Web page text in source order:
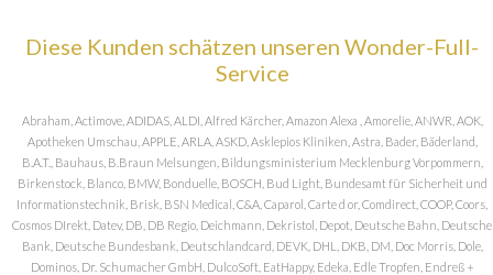
Diese Kunden schätzen unseren Wonder-Full-
Service
Abraham, Actimove, ADIDAS, ALDI, Alfred Kärcher, Amazon Alexa , Amorelie, ANWR, AOK,
Apotheken Umschau, APPLE, ARLA, ASKD, Asklepios Kliniken, Astra, Bader, Bäderland,
B.A.T., Bauhaus, B.Braun Melsungen, Bildungsministerium Mecklenburg Vorpommern,
Birkenstock, Blanco, BMW, Bonduelle, BOSCH, Bud Light, Bundesamt für Sicherheit und
Informationstechnik, Brisk, BSN Medical, C&A, Caparol, Carte d or, Comdirect, COOP, Coors,
Cosmos DIrekt, Datev, DB, DB Regio, Deichmann, Dekristol, Depot, Deutsche Bahn, Deutsche
Bank, Deutsche Bundesbank, Deutschlandcard, DEVK, DHL, DKB, DM, Doc Morris, Dole,
Dominos, Dr. Schumacher GmbH, DulcoSoft, EatHappy, Edeka, Edle Tropfen, Endreß +